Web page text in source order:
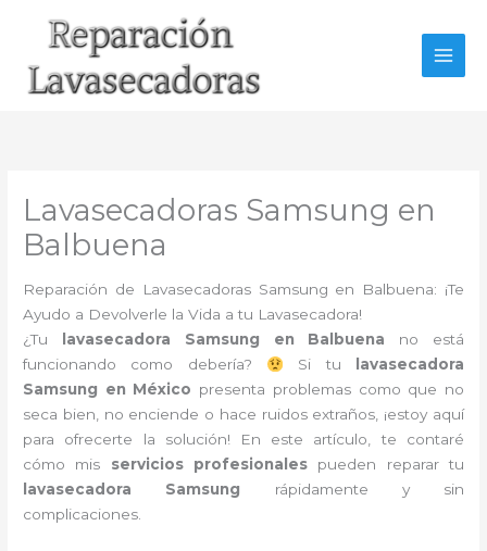
Lavasecadoras Samsung en
Balbuena
Reparación de Lavasecadoras Samsung en Balbuena: ¡Te
Ayudo a Devolverle la Vida a tu Lavasecadora!
¿Tu
lavasecadora Samsung en Balbuena no está
funcionando como debería?
Si tu
lavasecadora
Samsung en México presenta problemas como que no
seca bien, no enciende o hace ruidos extraños, ¡estoy aquí
para ofrecerte la solución! En este artículo, te contaré
cómo mis servicios profesionales pueden reparar tu
lavasecadora Samsung rápidamente y sin
complicaciones.